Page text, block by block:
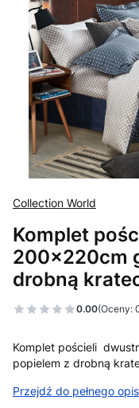
Collection World
Komplet
200x220cm
drobną
0.00(Oceny:
Komplet pościeli
popielem z drobną
Przejdź do pełnego